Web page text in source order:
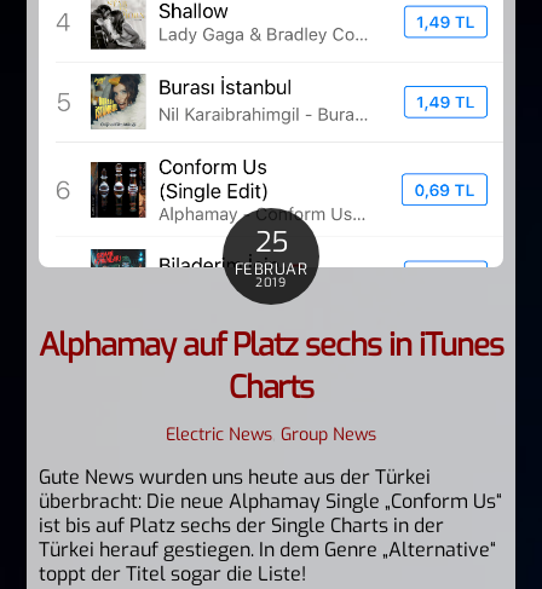
25
FEBRUAR
2019
Alphamay auf Platz sechs in iTunes
Charts
Electric News Group News
Gute News wurden uns heute aus der Türkei
überbracht: Die neue Alphamay Single „Conform Us“
ist bis auf Platz sechs der Single Charts in der
Türkei herauf gestiegen. In dem Genre „Alternative“
toppt der Titel sogar die Liste!